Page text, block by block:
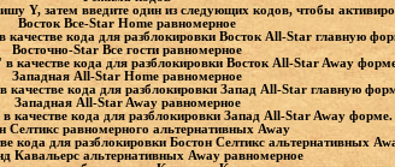
Y, затем введите один из следующих кодов, чтобы
Восток Все-Star Home равномерное
кода для разблокировки Восток All-Star главную
Восточно-Star Все гости равномерное
качестве кода для разблокировки Восток All-Star Away
Западная All-Star Home равномерное
качестве кода для разблокировки Запад All-Star главную
Западная All-Star Away равномерное
качестве кода для разблокировки Запад All-Star Away форме.
Селтикс равномерного альтернативных Away
кода для разблокировки Бостон Селтикс альтернативных
Кавальерс альтернативных Away равномерное